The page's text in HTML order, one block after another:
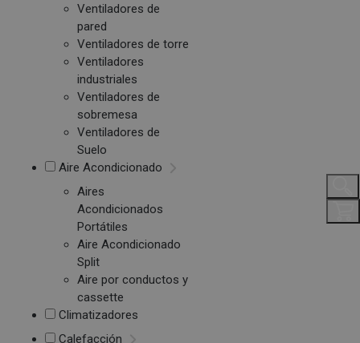
Ventiladores de
pared
Ventiladores de torre
Ventiladores
industriales
Ventiladores de
sobremesa
Ventiladores de
Suelo
Aire Acondicionado
Aires
Acondicionados
Portátiles
Aire Acondicionado
Split
Aire por conductos y
cassette
Climatizadores
Calefacción